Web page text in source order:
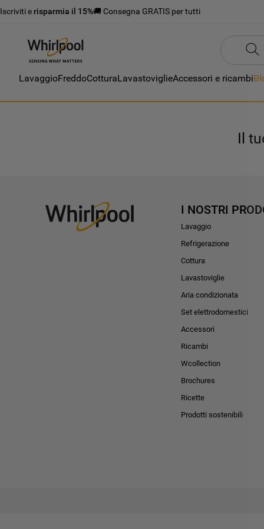
Iscriviti e risparmia il 15%🚚 Consegna GRATIS per tutti
LavaggioFreddoCotturaLavastoviglieAccessori e ricambi
Il
I NOSTRI
Lavaggio
Refrigerazione
Cottura
Lavastoviglie
Aria condizionata
Set elettrodomestici
Accessori
Ricambi
Wcollection
Brochures
Ricette
Prodotti sostenibili